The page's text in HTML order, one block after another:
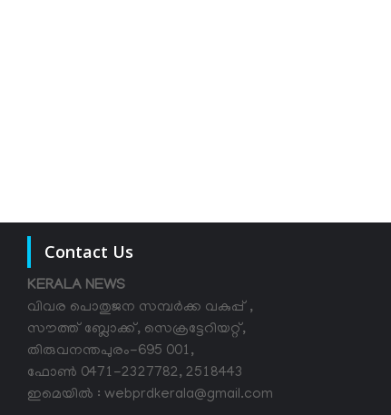
Contact Us
KERALA NEWS
വിവര പൊതുജന സമ്പര്‍ക്ക വകുപ്പ് ,
സൗത്ത് ബ്ലോക്ക്, സെക്രട്ടേറിയറ്റ്,
തിരുവനന്തപുരം-695 001,
ഫോൺ 0471-2327782, 2518443
ഇമെയിൽ : webprdkerala@gmail.com